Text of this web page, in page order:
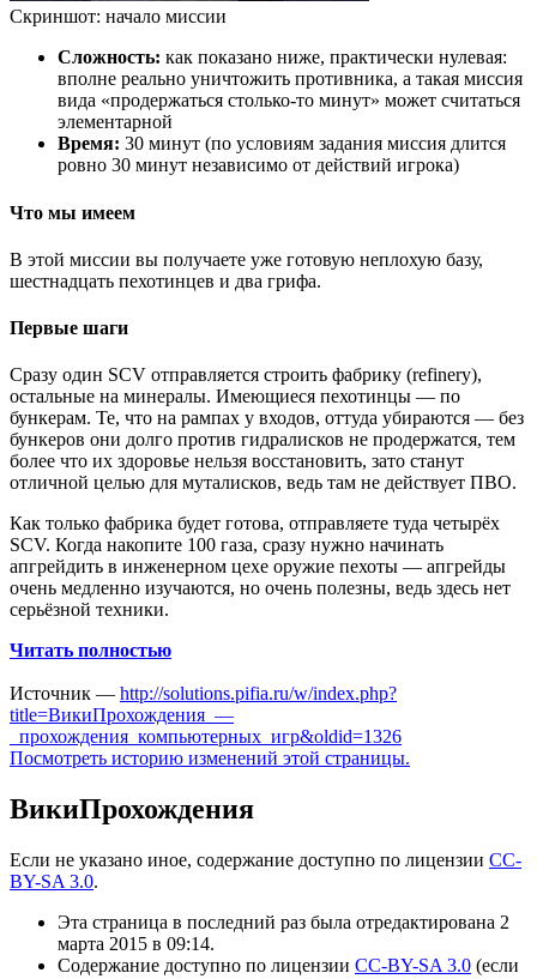
Скриншот: начало миссии
Сложность: как показано ниже, практически нулевая:
вполне реально уничтожить противника, а такая миссия
вида «продержаться столько-то минут» может считаться
элементарной
Время: 30 минут (по условиям задания миссия длится
ровно 30 минут независимо от действий игрока)
Что мы имеем
В этой миссии вы получаете уже готовую неплохую базу,
шестнадцать пехотинцев и два грифа.
Первые шаги
Сразу один SCV отправляется строить фабрику (refinery),
остальные на минералы. Имеющиеся пехотинцы — по
бункерам. Те, что на рампах у входов, оттуда убираются — без
бункеров они долго против гидралисков не продержатся, тем
более что их здоровье нельзя восстановить, зато станут
отличной целью для муталисков, ведь там не действует ПВО.
Как только фабрика будет готова, отправляете туда четырёх
SCV. Когда накопите 100 газа, сразу нужно начинать
апгрейдить в инженерном цехе оружие пехоты — апгрейды
очень медленно изучаются, но очень полезны, ведь здесь нет
серьёзной техники.
Читать полностью
Источник — http://solutions.pifia.ru/w/index.php?
title=ВикиПрохождения_—
_прохождения_компьютерных_игр&oldid=1326
Посмотреть историю изменений этой страницы.
ВикиПрохождения
Если не указано иное, содержание доступно по лицензии CC-
BY-SA 3.0.
Эта страница в последний раз была отредактирована 2
марта 2015 в 09:14.
Содержание доступно по лицензии CC-BY-SA 3.0 (если